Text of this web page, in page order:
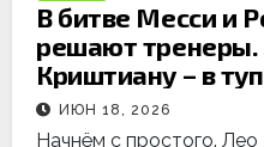
В битве Месси и
решают тренеры.
Криштиану – в
ИЮН 18, 2026
Начнём с простого.